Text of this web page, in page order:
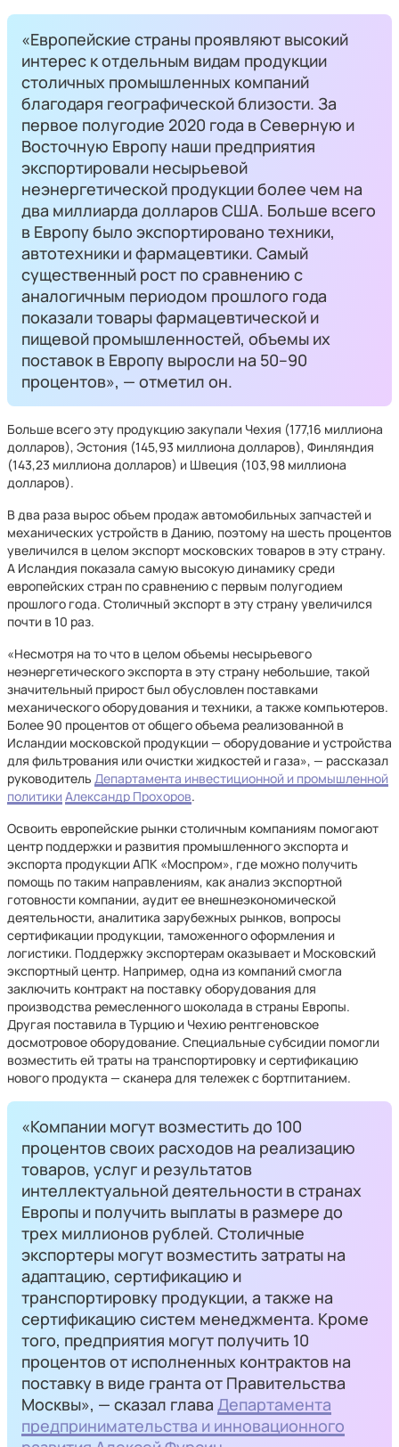
«Европейские страны проявляют высокий
интерес к отдельным видам продукции
столичных промышленных компаний
благодаря географической близости. За
первое полугодие 2020 года в Северную и
Восточную Европу наши предприятия
экспортировали несырьевой
неэнергетической продукции более чем на
два миллиарда долларов США. Больше всего
в Европу было экспортировано техники,
автотехники и фармацевтики. Самый
существенный рост по сравнению с
аналогичным периодом прошлого года
показали товары фармацевтической и
пищевой промышленностей, объемы их
поставок в Европу выросли на 50–90
процентов», — отметил он.
Больше всего эту продукцию закупали Чехия (177,16 миллиона
долларов), Эстония (145,93 миллиона долларов), Финляндия
(143,23 миллиона долларов) и Швеция (103,98 миллиона
долларов).
В два раза вырос объем продаж автомобильных запчастей и
механических устройств в Данию, поэтому на шесть процентов
увеличился в целом экспорт московских товаров в эту страну.
А Исландия показала самую высокую динамику среди
европейских стран по сравнению с первым полугодием
прошлого года. Столичный экспорт в эту страну увеличился
почти в 10 раз.
«Несмотря на то что в целом объемы несырьевого
неэнергетического экспорта в эту страну небольшие, такой
значительный прирост был обусловлен поставками
механического оборудования и техники, а также компьютеров.
Более 90 процентов от общего объема реализованной в
Исландии московской продукции — оборудование и устройства
для фильтрования или очистки жидкостей и газа», — рассказал
руководитель Департамента инвестиционной и промышленной
политики Александр Прохоров.
Освоить европейские рынки столичным компаниям помогают
центр поддержки и развития промышленного экспорта и
экспорта продукции АПК «Моспром», где можно получить
помощь по таким направлениям, как анализ экспортной
готовности компании, аудит ее внешнеэкономической
деятельности, аналитика зарубежных рынков, вопросы
сертификации продукции, таможенного оформления и
логистики. Поддержку экспортерам оказывает и Московский
экспортный центр. Например, одна из компаний смогла
заключить контракт на поставку оборудования для
производства ремесленного шоколада в страны Европы.
Другая поставила в Турцию и Чехию рентгеновское
досмотровое оборудование. Специальные субсидии помогли
возместить ей траты на транспортировку и сертификацию
нового продукта — сканера для тележек с бортпитанием.
«Компании могут возместить до 100
процентов своих расходов на реализацию
товаров, услуг и результатов
интеллектуальной деятельности в странах
Европы и получить выплаты в размере до
трех миллионов рублей. Столичные
экспортеры могут возместить затраты на
адаптацию, сертификацию и
транспортировку продукции, а также на
сертификацию систем менеджмента. Кроме
того, предприятия могут получить 10
процентов от исполненных контрактов на
поставку в виде гранта от Правительства
Москвы», — сказал глава Департамента
предпринимательства и инновационного